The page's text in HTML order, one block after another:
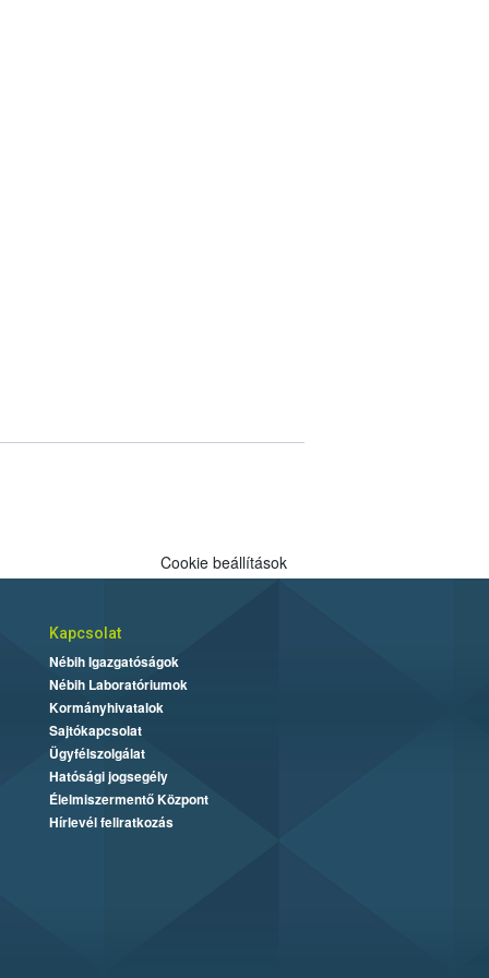
Cookie beállítások
Kapcsolat
Nébih Igazgatóságok
Nébih Laboratóriumok
Kormányhivatalok
Sajtókapcsolat
Ügyfélszolgálat
Hatósági jogsegély
Élelmiszermentő Központ
Hírlevél feliratkozás